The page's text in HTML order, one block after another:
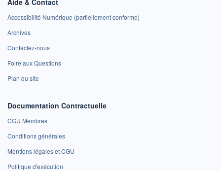
Accessibilité Numérique (partiellement conforme)
Archives
Contactez-nous
Foire aux Questions
Plan du site
Documentation Contractuelle
CGU Membres
Conditions générales
Mentions légales et CGU
Politique d'exécution